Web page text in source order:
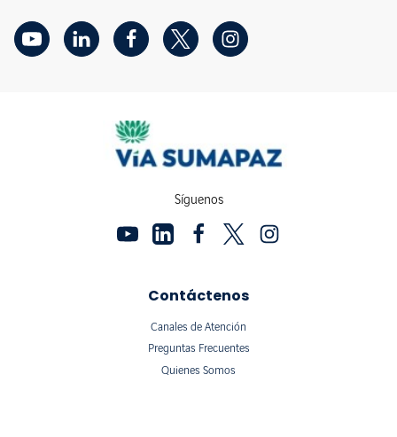
Síguenos
Contáctenos
Canales de Atención
Preguntas Frecuentes
Quienes Somos